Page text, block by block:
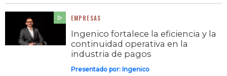
EMPRESAS
Ingenico fortalece la eficiencia y la
continuidad operativa en la
industria de pagos
Presentado por: Ingenico